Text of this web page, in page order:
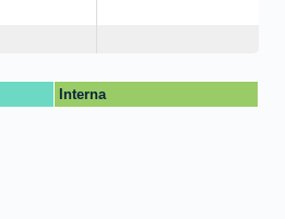
Interna